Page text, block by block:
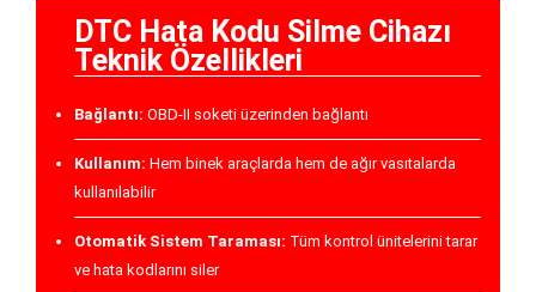
DTC Hata Kodu Silme Cihazı
Teknik Özellikleri
Bağlantı: OBD-II soketi üzerinden bağlantı
Kullanım: Hem binek araçlarda hem de ağır vasıtalarda
kullanılabilir
Otomatik Sistem Taraması: Tüm kontrol ünitelerini tarar
ve hata kodlarını siler